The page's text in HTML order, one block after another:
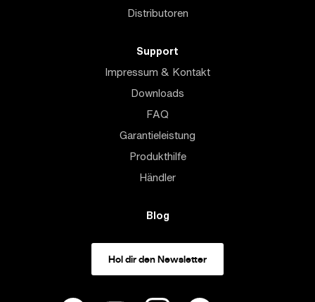
Distributoren
Support
Impressum & Kontakt
Downloads
FAQ
Garantieleistung
Produkthilfe
Händler
Blog
Hol dir den Newsletter